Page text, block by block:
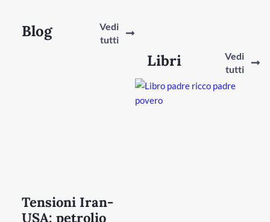
Blog
Vedi
tutti
Tensioni Iran-
USA: petrolio
Libri
Vedi
tutti